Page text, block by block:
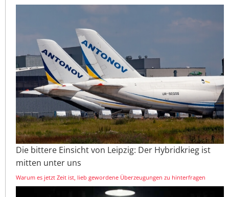
Die bittere Einsicht von Leipzig: Der Hybridkrieg ist
mitten unter uns
Warum es jetzt Zeit ist, lieb gewordene Überzeugungen zu hinterfragen